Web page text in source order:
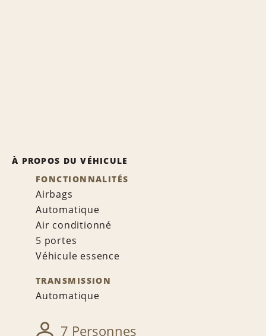
À PROPOS DU VÉHICULE
FONCTIONNALITÉS
Airbags
Automatique
Air conditionné
5 portes
Véhicule essence
TRANSMISSION
Automatique
7 Personnes